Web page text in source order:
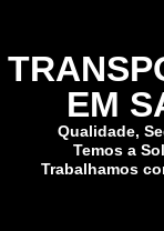
EM
Qualidade,
Temos a
Trabalhamos